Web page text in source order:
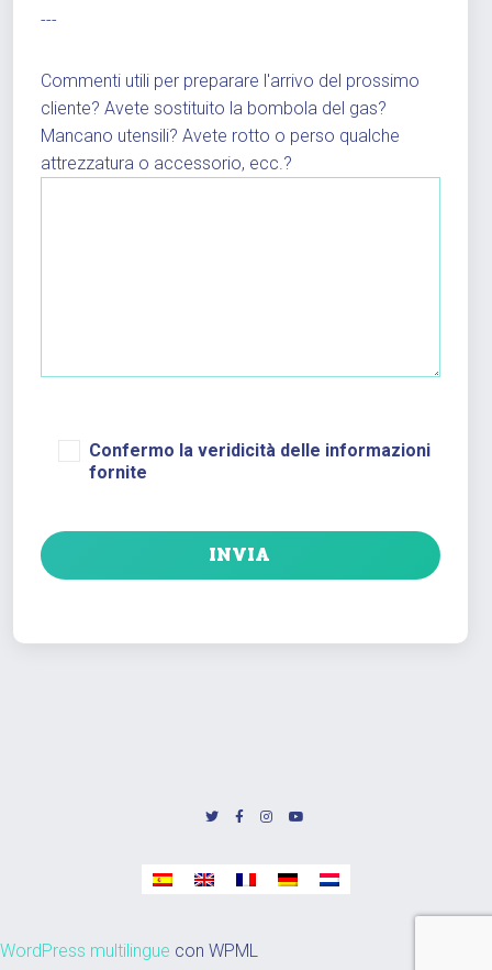
---
Commenti utili per preparare l'arrivo del prossimo
cliente? Avete sostituito la bombola del gas?
Mancano utensili? Avete rotto o perso qualche
attrezzatura o accessorio, ecc.?
Confermo la veridicità delle informazioni
fornite
WordPress multilingue con WPML